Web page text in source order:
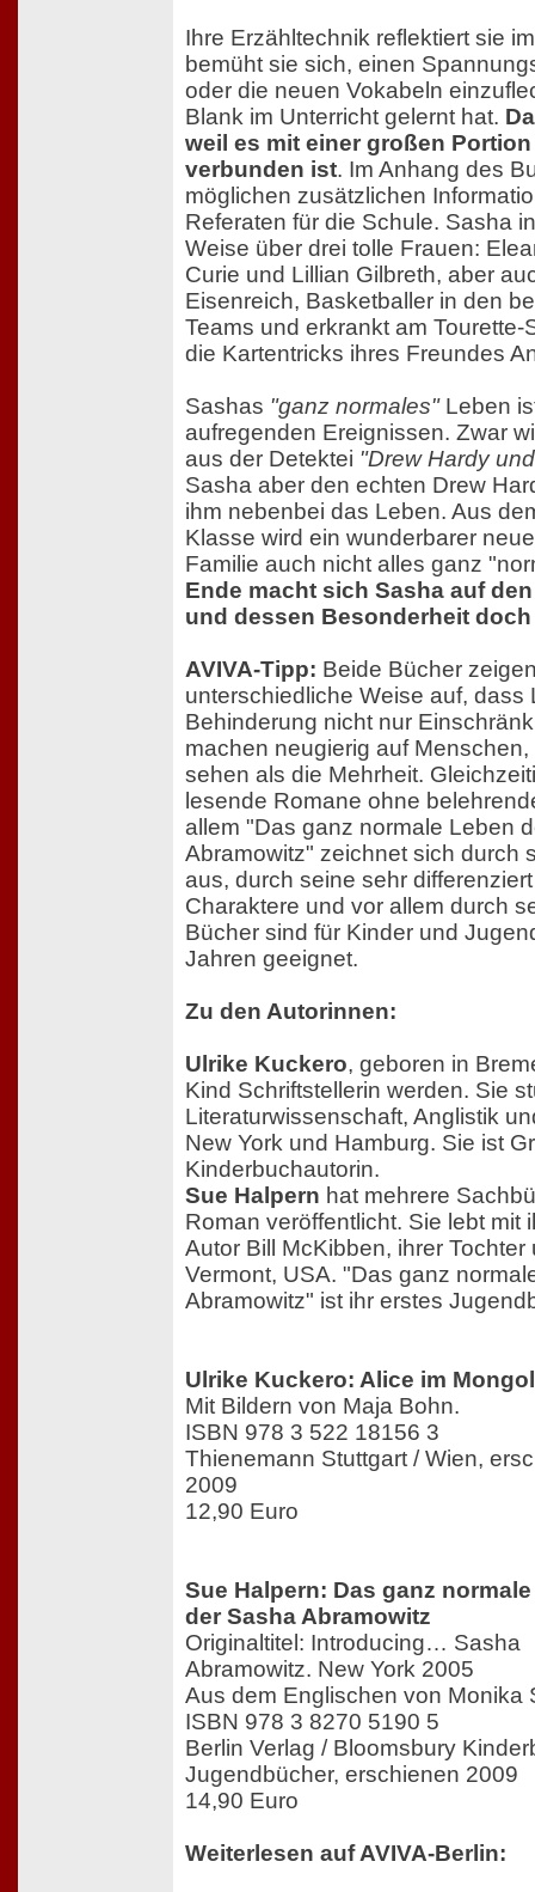
Ihre Erzähltechnik reflektiert sie
bemüht sie sich, einen
oder die neuen Vokabeln
Blank im Unterricht gelernt hat.
weil es mit einer großen
verbunden ist. Im Anhang des
möglichen zusätzlichen
Referaten für die Schule. Sasha
Weise über drei tolle Frauen:
Curie und Lillian Gilbreth, aber
Eisenreich, Basketballer in den
Teams und erkrankt am
die Kartentricks ihres Freundes
Sashas "ganz normales"Leben
aufregenden Ereignissen. Zwar
aus der Detektei "Drew Hardy
Sasha aber den echten Drew
ihm nebenbei das Leben. Aus
Klasse wird ein wunderbarer
Familie auch nicht alles ganz
Ende macht sich Sasha auf
und dessen Besonderheit
AVIVA-Tipp: Beide Bücher
unterschiedliche Weise auf, dass
Behinderung nicht nur
machen neugierig auf
sehen als die Mehrheit.
lesende Romane ohne
allem "Das ganz normale Leben
Abramowitz" zeichnet sich durch
aus, durch seine sehr
Charaktere und vor allem durch
Bücher sind für Kinder und
Jahren geeignet.
Zu den Autorinnen:
Ulrike Kuckero, geboren in
Kind Schriftstellerin werden. Sie
Literaturwissenschaft, Anglistik
New York und Hamburg. Sie ist
Kinderbuchautorin.
Sue Halpern hat mehrere
Roman veröffentlicht. Sie lebt mit
Autor Bill McKibben, ihrer
Vermont, USA. "Das ganz
Abramowitz" ist ihr erstes
Ulrike Kuckero: Alice im
Mit Bildern von Maja Bohn.
ISBN 978 3 522 18156 3
Thienemann Stuttgart / Wien,
2009
12,90 Euro
Sue Halpern: Das ganz
der Sasha Abramowitz
Originaltitel: Introducing… Sasha
Abramowitz. New York 2005
Aus dem Englischen von Monika
ISBN 978 3 8270 5190 5
Berlin Verlag / Bloomsbury
Jugendbücher, erschienen 2009
14,90 Euro
Weiterlesen auf AVIVA-Berlin: